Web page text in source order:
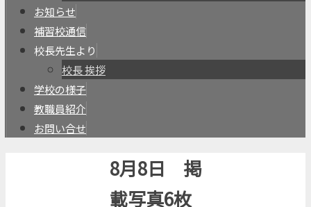
お知らせ
補習校通信
校長先生より
校長 挨拶
学校の様子
教職員紹介
お問い合せ
8月8日 掲
載写真6枚